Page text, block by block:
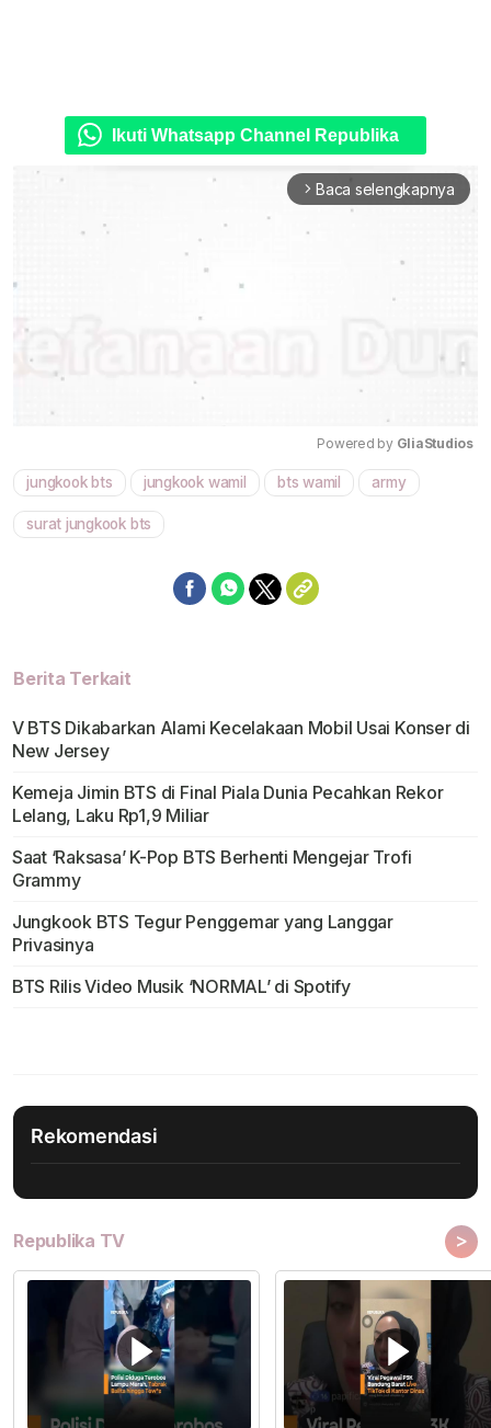
Ikuti Whatsapp Channel Republika
arrow_forward_ios Baca selengkapnya
Mute
Powered by GliaStudios
jungkook bts jungkook wamil bts wamil army
surat jungkook bts
Berita Terkait
V BTS Dikabarkan Alami Kecelakaan Mobil Usai Konser di
New Jersey
Kemeja Jimin BTS di Final Piala Dunia Pecahkan Rekor
Lelang, Laku Rp1,9 Miliar
Saat ‘Raksasa’ K-Pop BTS Berhenti Mengejar Trofi
Grammy
Jungkook BTS Tegur Penggemar yang Langgar
Privasinya
BTS Rilis Video Musik ‘NORMAL’ di Spotify
Rekomendasi
Republika TV >